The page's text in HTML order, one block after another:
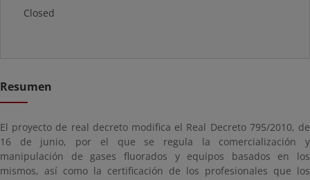
Closed
Resumen
El proyecto de real decreto modifica el Real Decreto 795/2010, de
16 de junio, por el que se regula la comercialización y
manipulación de gases fluorados y equipos basados en los
mismos, así como la certificación de los profesionales que los